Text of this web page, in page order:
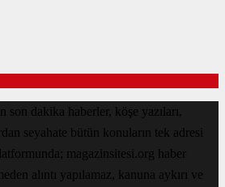
son dakika haberler, köşe yazıları,
seyahate bütün konuların tek adresi
magazinsitesi.org haber
alıntı yapılamaz, kanuna aykırı ve